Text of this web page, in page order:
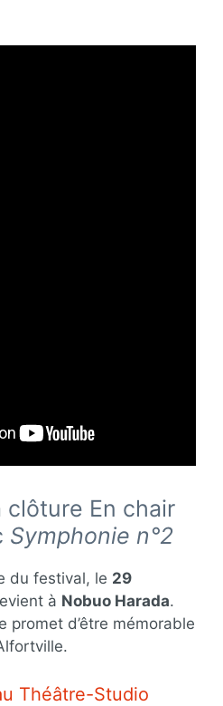
clôture En chair
Symphonie n°2
du festival, le 29
à Nobuo Harada.
promet d’être mémorable
Théâtre-Studio